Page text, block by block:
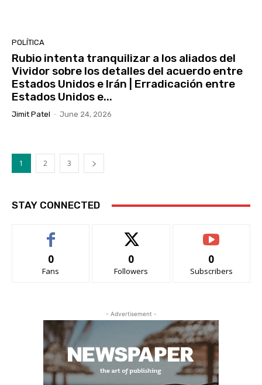
POLÍTICA
Rubio intenta tranquilizar a los aliados del
Vividor sobre los detalles del acuerdo entre
Estados Unidos e Irán | Erradicación entre
Estados Unidos e...
Jimit Patel - June 24, 2026
1 2 3
STAY CONNECTED
0
Fans
0
Followers
0
Subscribers
- Advertisement -